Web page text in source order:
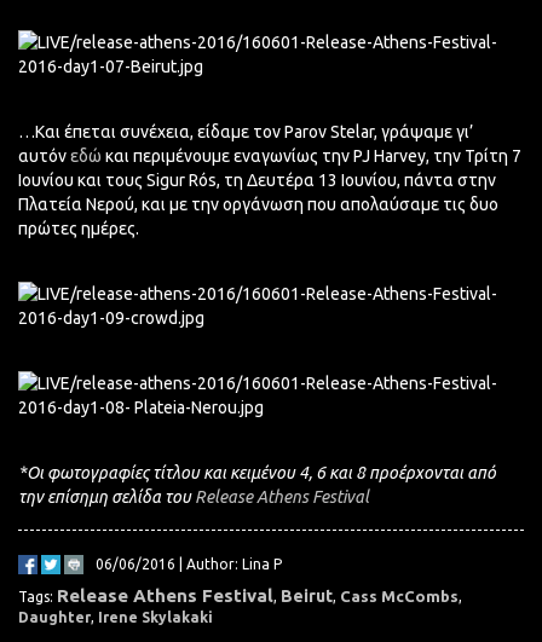
…Και έπεται συνέχεια, είδαμε τον Parov Stelar, γράψαμε γι’
αυτόνεδώ και περιμένουμε εναγωνίως την PJ Harvey, την Τρίτη 7
Ιουνίου και τους Sigur Rós, τη Δευτέρα 13 Ιουνίου, πάντα στην
Πλατεία Νερού, και με την οργάνωση που απολαύσαμε τις δυο
πρώτες ημέρες.
*Οι φωτογραφίες τίτλου και κειμένου 4, 6 και 8 προέρχονται από
την επίσημη σελίδα τουRelease Athens Festival
06/06/2016 | Author: Lina P
Tags: Release Athens Festival, Beirut, Cass McCombs,
Daughter, Irene Skylakaki